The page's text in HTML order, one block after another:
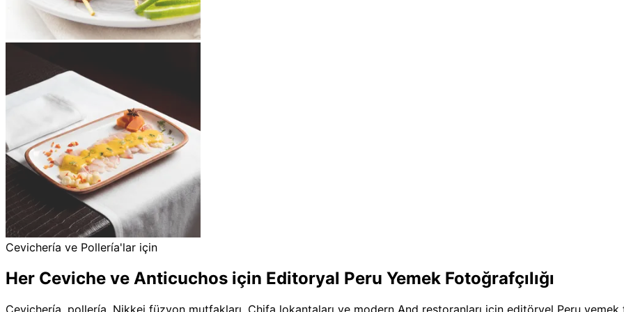
Cevichería ve Pollería'lar için
Her Ceviche ve Anticuchos için Editoryal Peru Yemek Fotoğrafçılığı
Cevichería, pollería, Nikkei füzyon mutfakları, Chifa lokantaları ve modern And restoranları için editöryel Peru